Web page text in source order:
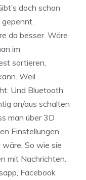
doch schon
gepennt.
da besser. Wäre
im
sortieren,
Weil
Und Bluetooth
an/aus schalten
man über 3D
Einstellungen
So wie sie
mit Nachrichten.
Facebook